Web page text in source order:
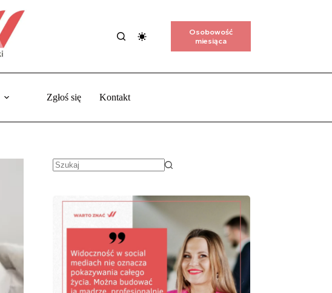
Osobowość
miesiąca
Zgłoś się Kontakt